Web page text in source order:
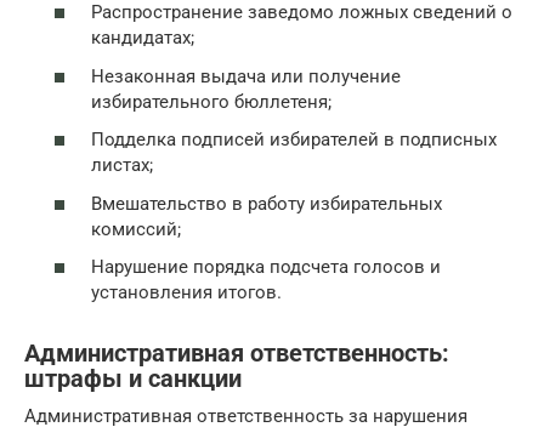
Распространение заведомо ложных сведений о
кандидатах;
Незаконная выдача или получение
избирательного бюллетеня;
Подделка подписей избирателей в подписных
листах;
Вмешательство в работу избирательных
комиссий;
Нарушение порядка подсчета голосов и
установления итогов.
Административная ответственность:
штрафы и санкции
Административная ответственность за нарушения